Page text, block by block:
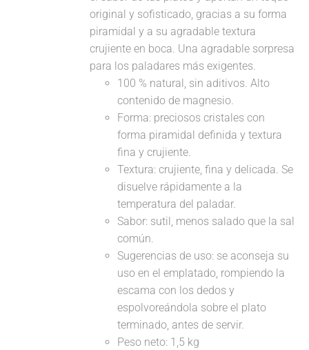
original y sofisticado, gracias a su forma
piramidal y a su agradable textura
crujiente en boca. Una agradable sorpresa
para los paladares más exigentes.
100 % natural, sin aditivos. Alto
contenido de magnesio.
Forma: preciosos cristales con
forma piramidal definida y textura
fina y crujiente.
Textura: crujiente, fina y delicada. Se
disuelve rápidamente a la
temperatura del paladar.
Sabor: sutil, menos salado que la sal
común.
Sugerencias de uso: se aconseja su
uso en el emplatado, rompiendo la
escama con los dedos y
espolvoreándola sobre el plato
terminado, antes de servir.
Peso neto: 1,5 kg